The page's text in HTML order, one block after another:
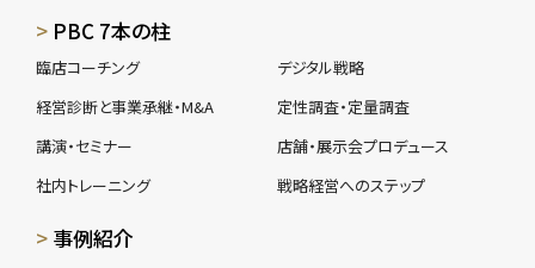
PBC 7本の柱
臨店コーチング
経営診断と事業承継・M&A
講演・セミナー
社内トレーニング
デジタル戦略
定性調査・定量調査
店舗・展示会プロデュース
戦略経営へのステップ
事例紹介